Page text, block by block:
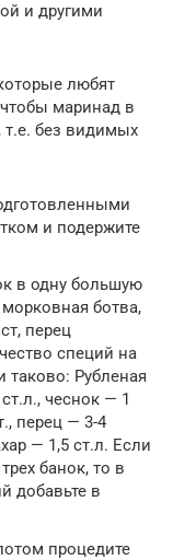
и другими
любят
маринад в
без видимых
и подержите
в одну большую
ботва,
перец
специй на
таково: Рубленая
чеснок — 1
перец — 3-4
— 1,5 ст.л. Если
банок, то в
добавьте в
процедите